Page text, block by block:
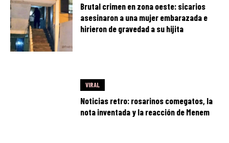
Brutal crimen en zona oeste: sicarios
asesinaron a una mujer embarazada e
hirieron de gravedad a su hijita
VIRAL
Noticias retro: rosarinos comegatos, la
nota inventada y la reacción de Menem